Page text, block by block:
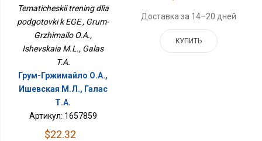
Tematicheskii trening dlia
podgotovki k EGE , Grum-
Grzhimailo O.A.,
Ishevskaia M.L., Galas
T.A.
Грум-Гржимайло О.А.,
Ишевская М.Л., Галас
Т.А.
Артикул: 1657859
$22.32
Доставка за 14–20 дней
КУПИТЬ